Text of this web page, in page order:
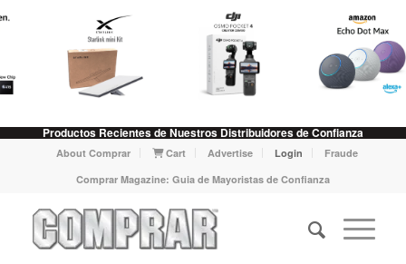
Productos Recientes de Nuestros Distribuidores de Confianza
About Comprar Cart Advertise Login
Fraude
Comprar Magazine: Guia de Mayoristas de Confianza